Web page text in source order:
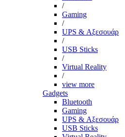
/
Gaming
/
UPS & Αξεσουάρ
/
USB Sticks
/
Virtual Reality
/
view more
Gadgets
Bluetooth
Gaming
UPS & Αξεσουάρ
USB Sticks